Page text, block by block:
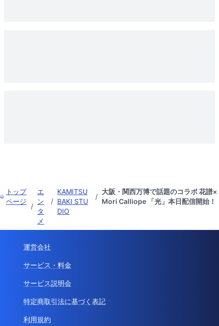
トップ
ページ
/
エ
ン
タ
メ
/
KAMITSU
BAKI STU
DIO
/
大阪・関西万博で話題のコラボ 花譜×
Mori Calliope 「光」本日配信開始！
運営会社
サービス・料金
サービス説明会
特定商取引法に基づく表記
利用規約